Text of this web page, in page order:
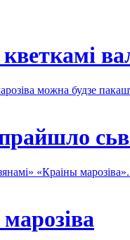
можна будзе
«Краіны марозіва».